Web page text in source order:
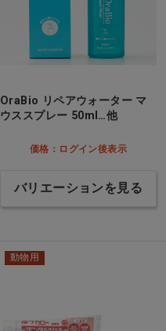
OraBio リペアウォーター マ
ウススプレー 50ml…他
価格：ログイン後表示
バリエーションを見る
動物用